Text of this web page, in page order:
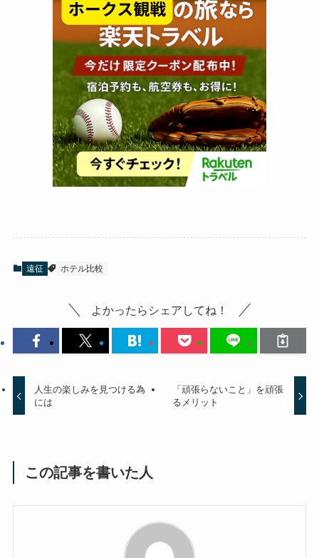
遠征 ホテル比較
よかったらシェアしてね！
人生の楽しみを見つける為
には
「頑張らないこと」を頑張
るメリット
この記事を書いた人